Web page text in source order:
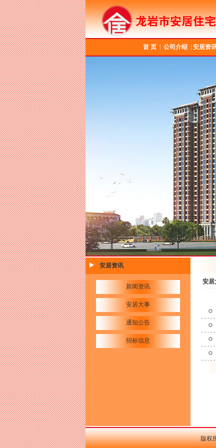
首 页| 公司介绍| 安居资
安居资讯
新闻资讯
安居大事
通知公告
招标信息
安居
版权